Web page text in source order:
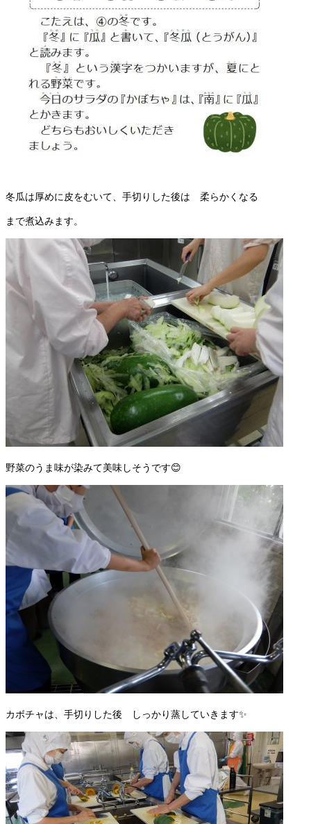
冬瓜は厚めに皮をむいて、手切りした後は 柔らかくなる
まで煮込みます。
野菜のうま味が染みて美味しそうです😊
カボチャは、手切りした後 しっかり蒸していきます✨